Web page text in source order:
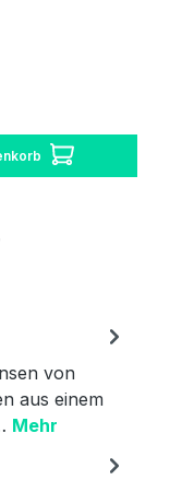
von
aus einem
Mehr